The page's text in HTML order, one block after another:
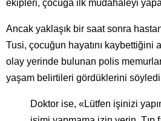
ekipleri, çocuğa ilk müdahaleyi
Ancak yaklaşık bir saat sonra
Tusi, çocuğun hayatını kaybettiğini
olay yerinde bulunan polis
yaşam belirtileri gördüklerini
Doktor ise, «Lütfen işinizi